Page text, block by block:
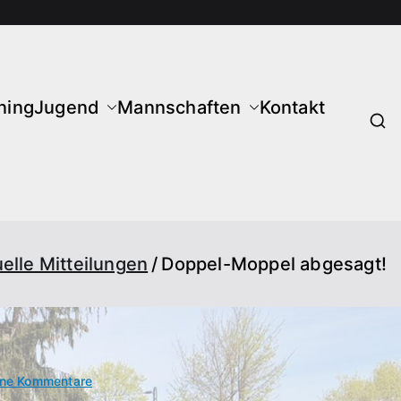
Jugend Mannschaften
Kontakt
Mitteilungen Doppel-Moppel abgesagt!
Kommentarezu